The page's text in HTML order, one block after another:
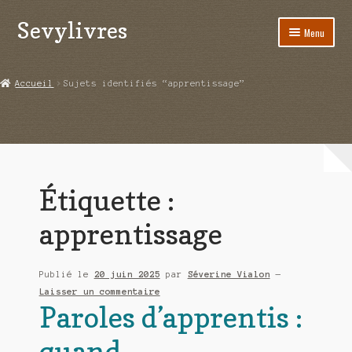
Aller
Aller
au
Sevylivres Menu
Au nom de la justice
Boutique
Commande
Accueil Sujets identifiés “apprentissage”
Étiquette :
apprentissage
Publié le 20 juin 2025 par Séverine Vialon
—
Laisser un commentaire
Paroles d’apprentis :